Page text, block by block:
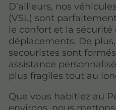
D’ailleurs, nos
(VSL) sont
le confort et la sécurité
déplacements. De
secouristes sont
assistance
plus fragiles tout au
Que vous habitiez au